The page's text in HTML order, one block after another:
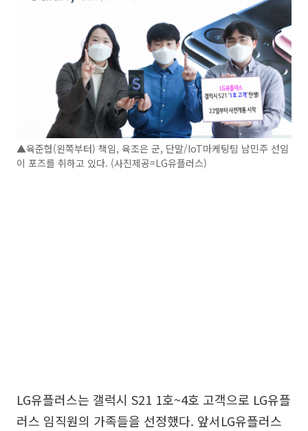
▲육준협(왼쪽부터) 책임, 육조은 군, 단말/IoT마케팅팀 남민주 선임
이 포즈를 취하고 있다. (사진제공=LG유플러스)
LG유플러스는 갤럭시 S21 1호~4호 고객으로 LG유플
러스 임직원의 가족들을 선정했다. 앞서LG유플러스